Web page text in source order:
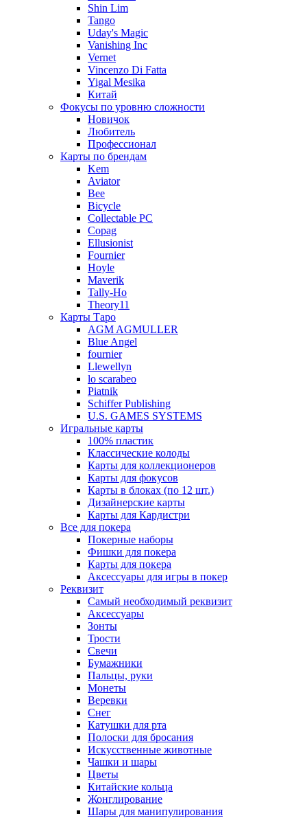
Shin Lim
Tango
Uday's Magic
Vanishing Inc
Vernet
Vincenzo Di Fatta
Yigal Mesika
Китай
Фокусы по уровню сложности
Новичок
Любитель
Профессионал
Карты по брендам
Kem
Aviator
Bee
Bicycle
Collectable PC
Copag
Ellusionist
Fournier
Hoyle
Maverik
Tally-Ho
Theory11
Карты Таро
AGM AGMULLER
Blue Angel
fournier
Llewellyn
lo scarabeo
Piatnik
Schiffer Publishing
U.S. GAMES SYSTEMS
Игральные карты
100% пластик
Классические колоды
Карты для коллекционеров
Карты для фокусов
Карты в блоках (по 12 шт.)
Дизайнерские карты
Карты для Кардистри
Все для покера
Покерные наборы
Фишки для покера
Карты для покера
Аксессуары для игры в покер
Реквизит
Самый необходимый реквизит
Аксессуары
Зонты
Трости
Свечи
Бумажники
Пальцы, руки
Монеты
Веревки
Снег
Катушки для рта
Полоски для бросания
Искусственные животные
Чашки и шары
Цветы
Китайские кольца
Жонглирование
Шары для манипулирования